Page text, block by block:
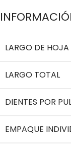
LARGO DE HOJA
LARGO TOTAL
DIENTES POR
EMPAQUE